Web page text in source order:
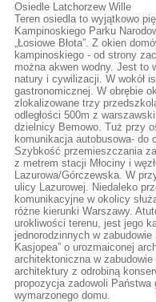
Osiedle Latchorzew Wille
Teren osiedla to wyjątkowo
Kampinoskiego Parku
„Łosiowe Błota”. Z okien
kampinoskiego - od strony
można akwen wodny. Jest to
natury i cywilizacji. W wokół
gastronomicznej. W obrębie
zlokalizowane trzy
odległości 500m z
dzielnicy Bemowo. Tuż przy
komunikacja autobusowa-
Szybkość przemieszczania
z metrem stacji Młociny i
Lazurowa/Górczewska. W
ulicy Lazurowej. Niedaleko
komunikacyjne w okolicy
różne kierunki Warszawy.
urokliwości terenu, jest jego
jednorodzinnych w zabudowie
Kasjopea” o urozmaiconej
architektoniczna w
architektury z odrobiną
propozycja zadowoli
wymarzonego domu.